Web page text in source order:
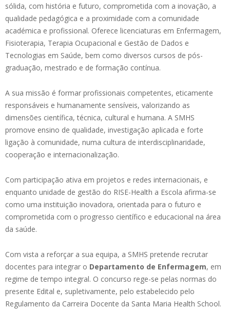
sólida, com história e futuro, comprometida com a inovação, a
qualidade pedagógica e a proximidade com a comunidade
académica e profissional. Oferece licenciaturas em Enfermagem,
Fisioterapia, Terapia Ocupacional e Gestão de Dados e
Tecnologias em Saúde, bem como diversos cursos de pós-
graduação, mestrado e de formação contínua.
A sua missão é formar profissionais competentes, eticamente
responsáveis e humanamente sensíveis, valorizando as
dimensões científica, técnica, cultural e humana. A SMHS
promove ensino de qualidade, investigação aplicada e forte
ligação à comunidade, numa cultura de interdisciplinaridade,
cooperação e internacionalização.
Com participação ativa em projetos e redes internacionais, e
enquanto unidade de gestão do RISE-Health a Escola afirma-se
como uma instituição inovadora, orientada para o futuro e
comprometida com o progresso científico e educacional na área
da saúde.
Com vista a reforçar a sua equipa, a SMHS pretende recrutar
docentes para integrar o Departamento de Enfermagem, em
regime de tempo integral. O concurso rege-se pelas normas do
presente Edital e, supletivamente, pelo estabelecido pelo
Regulamento da Carreira Docente da Santa Maria Health School.